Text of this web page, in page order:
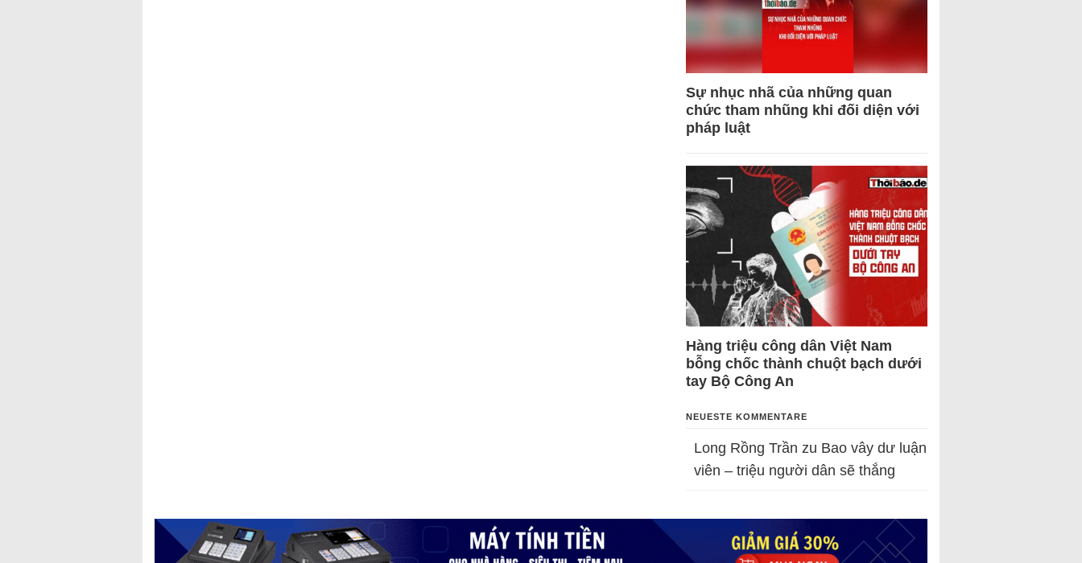
Sự nhục nhã của những quan
chức tham nhũng khi đối diện với
pháp luật
Hàng triệu công dân Việt Nam
bỗng chốc thành chuột bạch dưới
tay Bộ Công An
NEUESTE KOMMENTARE
Long Rồng Trần zu Bao vây dư luận
viên – triệu người dân sẽ thắng